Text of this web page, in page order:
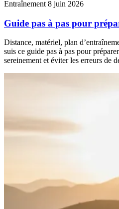
Entraînement 8 juin 2026
Guide pas à pas pour
Distance, matériel, plan
suis ce guide pas à pas pour
sereinement et éviter les erreurs de